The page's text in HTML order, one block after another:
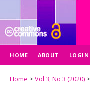
HOME ABOUT LOGIN
Home > Vol 3, No 3 (2020) >